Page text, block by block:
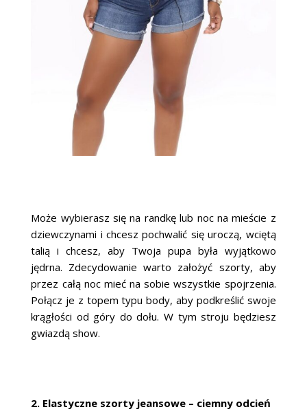
Może wybierasz się na randkę lub noc na mieście z
dziewczynami i chcesz pochwalić się uroczą, wciętą
talią i chcesz, aby Twoja pupa była wyjątkowo
jędrna. Zdecydowanie warto założyć szorty, aby
przez całą noc mieć na sobie wszystkie spojrzenia.
Połącz je z topem typu body, aby podkreślić swoje
krągłości od góry do dołu. W tym stroju będziesz
gwiazdą show.
2. Elastyczne szorty jeansowe – ciemny odcień